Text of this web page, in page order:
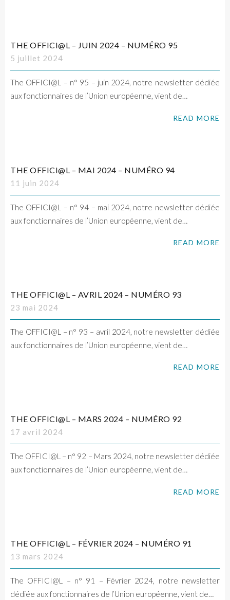
THE OFFICI@L – JUIN 2024 – NUMÉRO 95
5 juillet 2024
The OFFICI@L – n° 95 – juin 2024, notre newsletter dédiée
aux fonctionnaires de l’Union européenne, vient de…
READ MORE
THE OFFICI@L – MAI 2024 – NUMÉRO 94
11 juin 2024
The OFFICI@L – n° 94 – mai 2024, notre newsletter dédiée
aux fonctionnaires de l’Union européenne, vient de…
READ MORE
THE OFFICI@L – AVRIL 2024 – NUMÉRO 93
23 mai 2024
The OFFICI@L – n° 93 – avril 2024, notre newsletter dédiée
aux fonctionnaires de l’Union européenne, vient de…
READ MORE
THE OFFICI@L – MARS 2024 – NUMÉRO 92
17 avril 2024
The OFFICI@L – n° 92 – Mars 2024, notre newsletter dédiée
aux fonctionnaires de l’Union européenne, vient de…
READ MORE
THE OFFICI@L – FÉVRIER 2024 – NUMÉRO 91
13 mars 2024
The OFFICI@L – n° 91 – Février 2024, notre newsletter
dédiée aux fonctionnaires de l’Union européenne, vient de…